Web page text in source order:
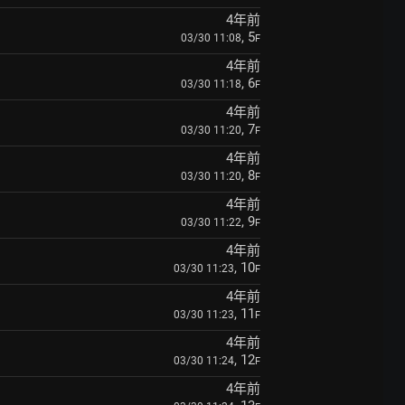
4年前
03/30 11:08, 5F
4年前
03/30 11:18, 6F
4年前
03/30 11:20, 7F
4年前
03/30 11:20, 8F
4年前
03/30 11:22, 9F
4年前
03/30 11:23, 10F
4年前
03/30 11:23, 11 F
4年前
03/30 11:24, 12F
4年前